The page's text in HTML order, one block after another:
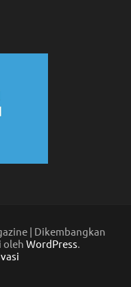
| Dikembangkan
oleh WordPress